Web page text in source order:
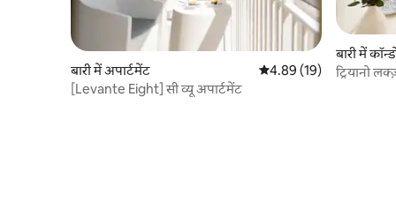
बारी में अपार्टमेंट औसत रेटिंग 5 में से 4.89, 19
4.89 (19)
[Levante Eight] सी व्यू अपार्टमेंट
बारी में
ट्रियानो